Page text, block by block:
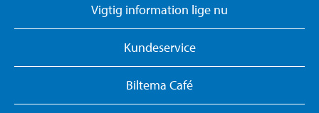
Vigtig information lige nu
Kundeservice
Biltema Café